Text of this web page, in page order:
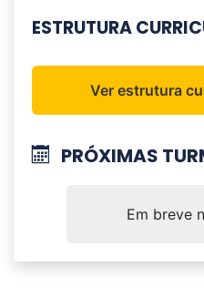
ESTRUTURA
Ver estrutura
PRÓXIMAS
Em breve